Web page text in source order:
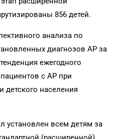
856 детей.
анализа по
диагнозов АР за
ежегодного
с АР при
детского населения
установлен всем детям за